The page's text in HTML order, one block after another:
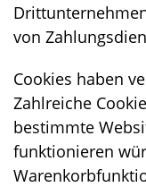
von
Cookies haben
Zahlreiche
bestimmte
funktionieren